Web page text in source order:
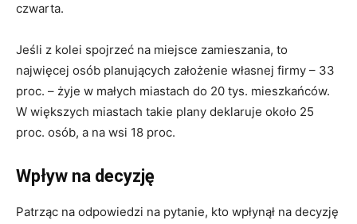
czwarta.
Jeśli z kolei spojrzeć na miejsce zamieszania, to
najwięcej osób planujących założenie własnej firmy – 33
proc. – żyje w małych miastach do 20 tys. mieszkańców.
W większych miastach takie plany deklaruje około 25
proc. osób, a na wsi 18 proc.
Wpływ na decyzję
Patrząc na odpowiedzi na pytanie, kto wpłynął na decyzję